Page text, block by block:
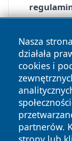
Nasza
działała
cookies i
partnerów.
Copyright © 2026
zastrzeżone.
News Autorzy